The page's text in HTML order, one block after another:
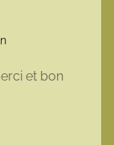
et bon